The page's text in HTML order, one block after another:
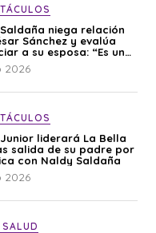
niega relación
Sánchez y evalúa
a su esposa: “Es una
2026
liderará La Bella
salida de su padre por
con Naldy Saldaña
2026